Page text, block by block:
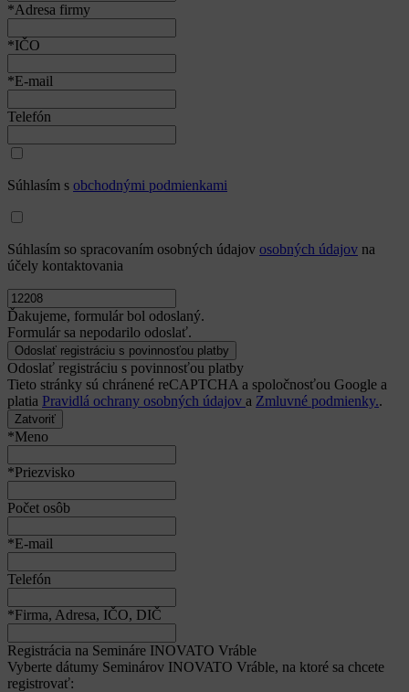
*Adresa firmy
*IČO
*E-mail
Telefón
Súhlasím s obchodnými podmienkami
Súhlasím so spracovaním osobných údajov osobných údajov na
účely kontaktovania
Ďakujeme, formulár bol odoslaný.
Formulár sa nepodarilo odoslať.
Odoslať registráciu s povinnosťou platby
Tieto stránky sú chránené reCAPTCHA a spoločnosťou Google a
platia Pravidlá ochrany osobných údajov a Zmluvné podmienky..
Zatvoriť
*Meno
*Priezvisko
Počet osôb
*E-mail
Telefón
*Firma, Adresa, IČO, DIČ
Registrácia na Semináre INOVATO Vráble
Vyberte dátumy Seminárov INOVATO Vráble, na ktoré sa chcete
registrovať: